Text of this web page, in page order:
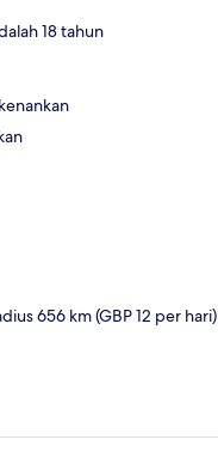
18 tahun
656 km (GBP 12 per hari)